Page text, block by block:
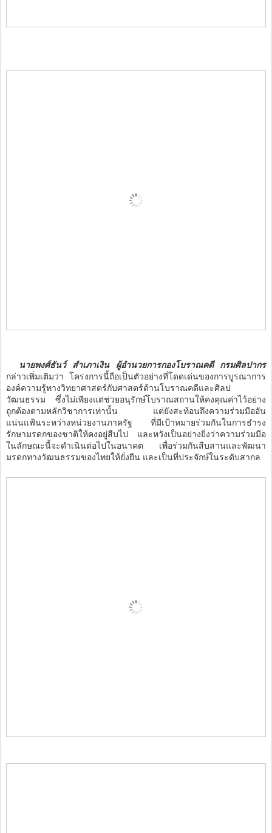
นายพงศ์ธันว์ สำเภาเงิน ผู้อำนวยการกองโบราณคดี กรมศิลปากร
กล่าวเพิ่มเติมว่า โครงการนี้ถือเป็นตัวอย่างที่โดดเด่นของการบูรณาการ
องค์ความรู้ทางวิทยาศาสตร์กับศาสตร์ด้านโบราณคดีและศิลป
วัฒนธรรม ซึ่งไม่เพียงแต่ช่วยอนุรักษ์โบราณสถานให้คงคุณค่าไว้อย่าง
ถูกต้องตามหลักวิชาการเท่านั้น แต่ยังสะท้อนถึงความร่วมมืออัน
แน่นแฟ้นระหว่างหน่วยงานภาครัฐ ที่มีเป้าหมายร่วมกันในการธำรง
รักษามรดกของชาติให้คงอยู่สืบไป และหวังเป็นอย่างยิ่งว่าความร่วมมือ
ในลักษณะนี้จะดำเนินต่อไปในอนาคต เพื่อร่วมกันสืบสานและพัฒนา
มรดกทางวัฒนธรรมของไทยให้ยั่งยืน และเป็นที่ประจักษ์ในระดับสากล